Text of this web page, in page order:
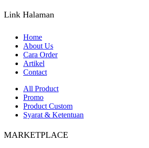
Link Halaman
Home
About Us
Cara Order
Artikel
Contact
All Product
Promo
Product Custom
Syarat & Ketentuan
MARKETPLACE